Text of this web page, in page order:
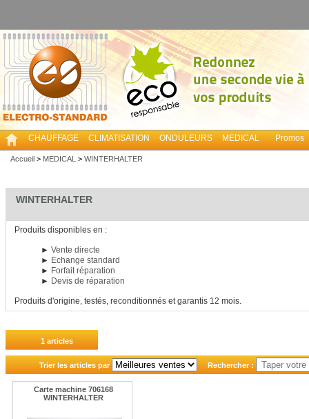
CHAUFFAGE CLIMATISATION ONDULEURS MEDICAL Promos
Accueil > MEDICAL > WINTERHALTER
WINTERHALTER
Produits disponibles en :
► Vente directe
► Echange standard
► Forfait réparation
► Devis de réparation
Produits d'origine, testés, reconditionnés et garantis 12 mois.
1 articles
Trier les articles par Rechercher :
Carte machine 706168
WINTERHALTER